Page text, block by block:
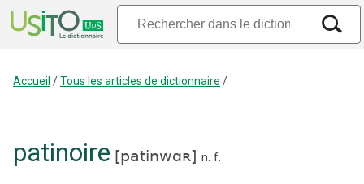
Accueil /Tous les articles de dictionnaire /
patinoire [patinwɑʀ] n. f.